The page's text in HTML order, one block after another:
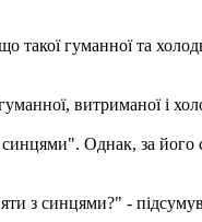
гуманної та
витриманої і
Однак, за його
з синцями?" -